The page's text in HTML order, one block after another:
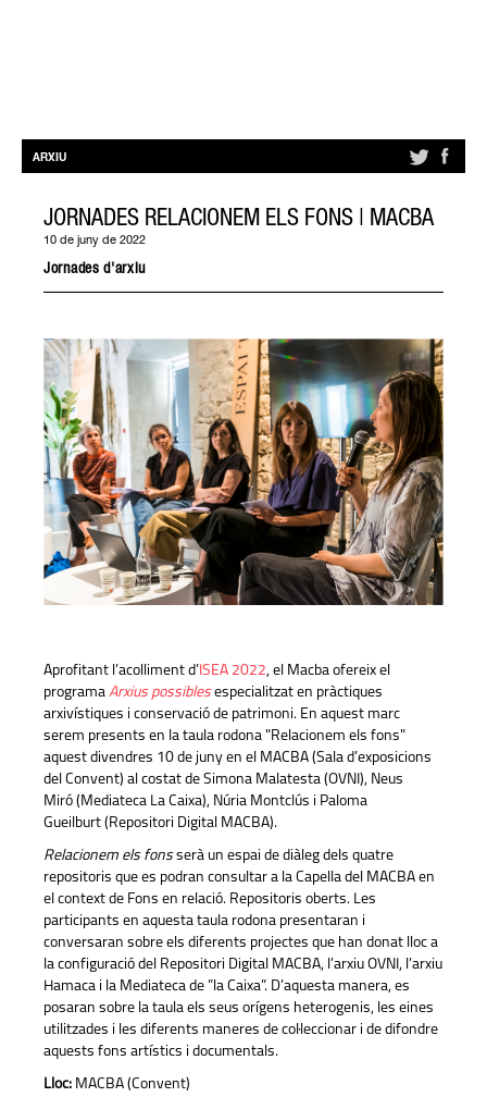
ARXIU
JORNADES RELACIONEM ELS FONS | MACBA
10 de juny de 2022
Jornades d'arxiu
Aprofitant l’acolliment d’ISEA 2022, el Macba ofereix el
programa Arxius possiblesespecialitzat en pràctiques
arxivístiques i conservació de patrimoni. En aquest marc
serem presents en la taula rodona "Relacionem els fons"
aquest divendres 10 de juny en el MACBA (Sala d’exposicions
del Convent) al costat de Simona Malatesta (OVNI), Neus
Miró (Mediateca La Caixa), Núria Montclús i Paloma
Gueilburt (Repositori Digital MACBA).
Relacionem els fonsserà un espai de diàleg dels quatre
repositoris que es podran consultar a la Capella del MACBA en
el context de Fons en relació. Repositoris oberts. Les
participants en aquesta taula rodona presentaran i
conversaran sobre els diferents projectes que han donat lloc a
la configuració del Repositori Digital MACBA, l’arxiu OVNI, l’arxiu
Hamaca i la Mediateca de ”la Caixa”. D’aquesta manera, es
posaran sobre la taula els seus orígens heterogenis, les eines
utilitzades i les diferents maneres de col·leccionar i de difondre
aquests fons artístics i documentals.
Lloc: MACBA (Convent)